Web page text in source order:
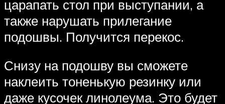
царапать стол при выступании, а
также нарушать прилегание
подошвы. Получится перекос.
Снизу на подошву вы сможете
наклеить тоненькую резинку или
даже кусочек линолеума. Это будет